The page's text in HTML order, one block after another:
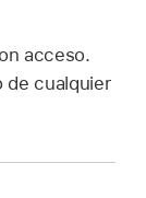
acceso.
de cualquier